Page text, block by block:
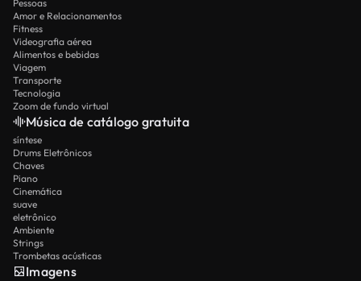
Pessoas
Amor e Relacionamentos
Fitness
Videografia aérea
Alimentos e bebidas
Viagem
Transporte
Tecnologia
Zoom de fundo virtual
Música de catálogo gratuita
síntese
Drums Eletrônicos
Chaves
Piano
Cinemática
suave
eletrônico
Ambiente
Strings
Trombetas acústicas
Imagens